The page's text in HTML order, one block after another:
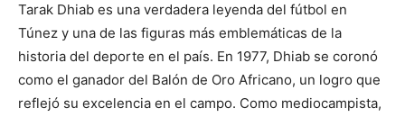
Tarak Dhiab es una verdadera leyenda del fútbol en
Túnez y una de las figuras más emblemáticas de la
historia del deporte en el país. En 1977, Dhiab se coronó
como el ganador del Balón de Oro Africano, un logro que
reflejó su excelencia en el campo. Como mediocampista,